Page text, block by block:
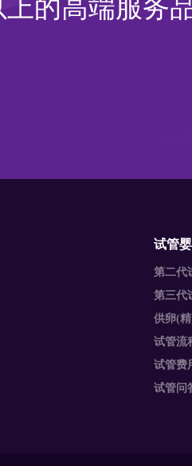
的高端服务
试管
第二代
第三代
供卵(
试管流
试管费
试管问